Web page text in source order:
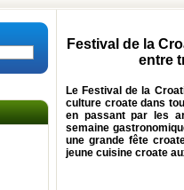
Festival de la
entre
Le Festival de la
culture croate dans
en passant par les
semaine
une grande fête
jeune cuisine croate